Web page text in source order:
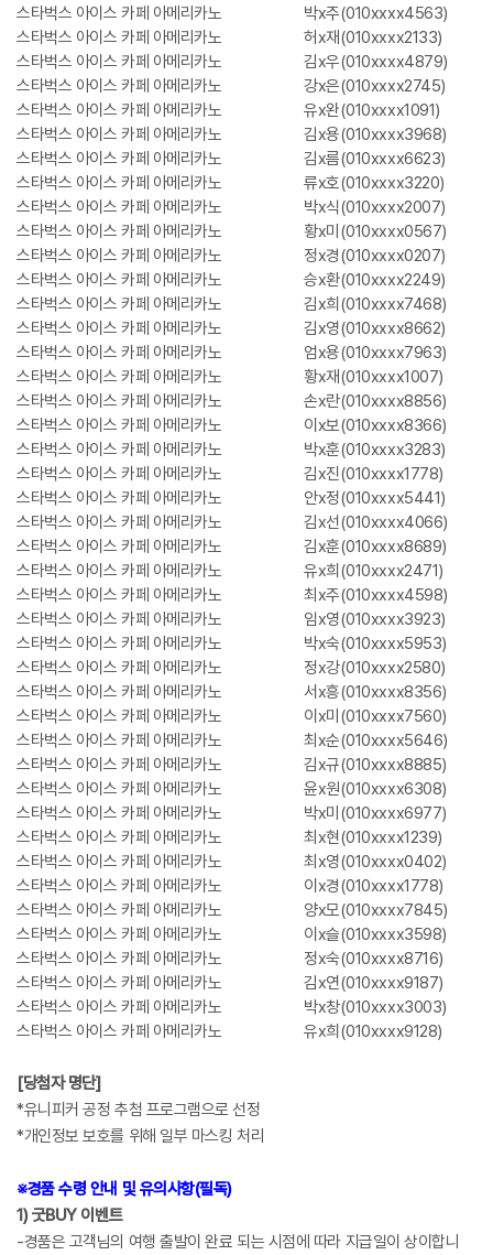
스타벅스 아이스 카페 아메리카노
박x주(010xxxx4563)
스타벅스 아이스 카페 아메리카노
허x재(010xxxx2133)
스타벅스 아이스 카페 아메리카노
김x우(010xxxx4879)
스타벅스 아이스 카페 아메리카노
강x은(010xxxx2745)
스타벅스 아이스 카페 아메리카노
유x완(010xxxx1091)
스타벅스 아이스 카페 아메리카노
김x용(010xxxx3968)
스타벅스 아이스 카페 아메리카노
김x름(010xxxx6623)
스타벅스 아이스 카페 아메리카노
류x호(010xxxx3220)
스타벅스 아이스 카페 아메리카노
박x식(010xxxx2007)
스타벅스 아이스 카페 아메리카노
황x미(010xxxx0567)
스타벅스 아이스 카페 아메리카노
정x경(010xxxx0207)
스타벅스 아이스 카페 아메리카노
승x환(010xxxx2249)
스타벅스 아이스 카페 아메리카노
김x희(010xxxx7468)
스타벅스 아이스 카페 아메리카노
김x영(010xxxx8662)
스타벅스 아이스 카페 아메리카노
엄x용(010xxxx7963)
스타벅스 아이스 카페 아메리카노
황x재(010xxxx1007)
스타벅스 아이스 카페 아메리카노
손x란(010xxxx8856)
스타벅스 아이스 카페 아메리카노
이x보(010xxxx8366)
스타벅스 아이스 카페 아메리카노
박x훈(010xxxx3283)
스타벅스 아이스 카페 아메리카노
김x진(010xxxx1778)
스타벅스 아이스 카페 아메리카노
안x정(010xxxx5441)
스타벅스 아이스 카페 아메리카노
김x선(010xxxx4066)
스타벅스 아이스 카페 아메리카노
김x훈(010xxxx8689)
스타벅스 아이스 카페 아메리카노
유x희(010xxxx2471)
스타벅스 아이스 카페 아메리카노
최x주(010xxxx4598)
스타벅스 아이스 카페 아메리카노
임x영(010xxxx3923)
스타벅스 아이스 카페 아메리카노
박x숙(010xxxx5953)
스타벅스 아이스 카페 아메리카노
정x강(010xxxx2580)
스타벅스 아이스 카페 아메리카노
서x흥(010xxxx8356)
스타벅스 아이스 카페 아메리카노
이x미(010xxxx7560)
스타벅스 아이스 카페 아메리카노
최x순(010xxxx5646)
스타벅스 아이스 카페 아메리카노
김x규(010xxxx8885)
스타벅스 아이스 카페 아메리카노
윤x원(010xxxx6308)
스타벅스 아이스 카페 아메리카노
박x미(010xxxx6977)
스타벅스 아이스 카페 아메리카노
최x현(010xxxx1239)
스타벅스 아이스 카페 아메리카노
최x영(010xxxx0402)
스타벅스 아이스 카페 아메리카노
이x경(010xxxx1778)
스타벅스 아이스 카페 아메리카노
양x모(010xxxx7845)
스타벅스 아이스 카페 아메리카노
이x슬(010xxxx3598)
스타벅스 아이스 카페 아메리카노
정x숙(010xxxx8716)
스타벅스 아이스 카페 아메리카노
김x연(010xxxx9187)
스타벅스 아이스 카페 아메리카노
박x창(010xxxx3003)
스타벅스 아이스 카페 아메리카노
유x희(010xxxx9128)
[당첨자 명단]
*유니피커 공정 추첨 프로그램으로 선정
*개인정보 보호를 위해 일부 마스킹 처리
※경품 수령 안내 및 유의사항(필독)
1) 굿BUY 이벤트
-경품은 고객님의 여행 출발이 완료 되는 시점에 따라 지급일이 상이합니